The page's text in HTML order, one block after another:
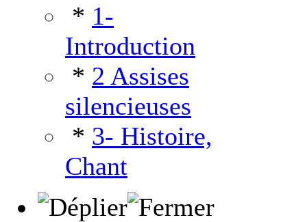
* 1-
Introduction
* 2 Assises
silencieuses
* 3- Histoire,
Chant